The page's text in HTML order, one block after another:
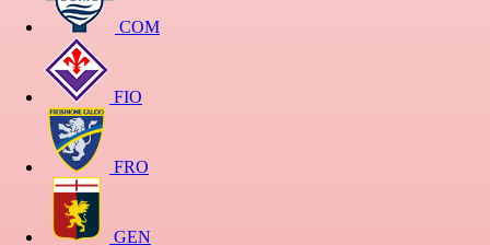
COM
FIO
FRO
GEN